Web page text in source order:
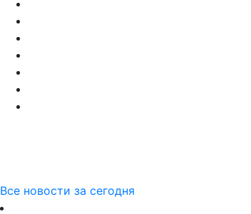
Все новости за сегодня